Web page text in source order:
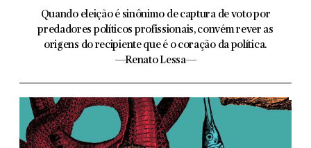
Quando eleição é sinônimo de captura de voto por
predadores políticos profissionais, convém rever as
origens do recipiente que é o coração da política.
—Renato Lessa—